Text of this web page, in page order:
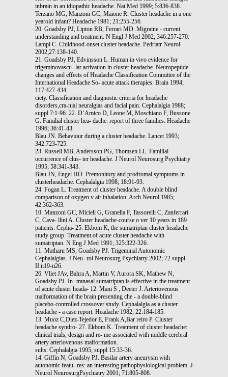
inbrain in an idiopathic headache. Nat Med 1999; 5:836-838.
Terzano MG, Manzoni GC, Maione R. Cluster headache in a one
yearold infant? Headache 1981; 21:255-256.
20. Goadsby PJ, Lipton RB, Ferrari MD. Migraine - current
understanding and treatment. N Engl J Med 2002; 346:257-270.
Lampl C. Childhood-onset cluster headache. Pedriatr Neurol
2002;27:138-140.
21. Goadsby PJ, Edvinsson L. Human in vivo evidence for
trigeminovascu- lar activation in cluster headache. Neuropeptide
changes and effects of Headache Classification Committee of the
International Headache So- acute attack therapies. Brain 1994;
117:427-434.
ciety. Classification and diagnostic criteria for headache
disorders,cra-nial neuralgias and facial pain. Cephalalgia 1988;
suppl 7:1-96. 22. D’Amico D, Leone M, Moschiano F, Bussone
G. Familial cluster hea- dache: report of three families. Headache
1996; 36:41-43.
Blau JN. Behaviour during a cluster headache. Lancet 1993;
342:723-725.
23. Russell MB, Andersson PG, Thomsen LL. Familial
occurrence of clus- ter headache. J Neurol Neurosurg Psychiatry
1995; 58:341-343.
Blau JN, Engel HO. Premonitory and prodromal symptoms in
clusterheadache. Cephalalgia 1998; 18:91-93.
24. Fogan L. Treatment of cluster headache. A double blind
comparison of oxygen v air inhalation. Arch Neurol 1985;
42:362-363.
10. Manzoni GC, Micieli G, Granella F, Tassorelli C, Zanferrari
C, Cava- llini A. Cluster headache-course o ver 10 years in 189
patients. Cepha- 25. Ekbom K, the sumatriptan cluster headache
study group. Treatment of acute cluster headache with
sumatriptan. N Eng J Med 1991; 325:322-326.
11. Matharu MS, Goadsby PJ. Trigeminal Autonomic
Cephalalgias. J Neu- rol Neurosurg Psychiatry 2002; 72 suppl
II:ii19-ii26.
26. Vliet JAv, Bahra A, Martin V, Aurora SK, Mathew N,
Goadsby PJ. In- tranasal sumatriptan is effective in the treatment
of acute cluster heada- 12. Mani S , Deeter J. Arteriovenous
malformation of the brain presenting che - a double-blind
placebo-controlled crossover study. Cephalalgia as a cluster
headache - a case report. Headache 1982; 22:184-185.
13. Muoz C,Diez-Tejedor E, Frank A,Bar reiro P. Cluster
headache syndro- 27. Ekbom K. Treatment of cluster headache:
clinical trials, design and re- me associated with middle cerebral
artery arteriovenous malformation.
sults. Cephalalgia 1995; suppl 15:33-36.
14. Giffin N, Goadsby PJ. Basilar artery aneurysm with
autonomic featu- res: an interesting pathophysiological problem. J
Neurol NeurosurgPsychiatry 2001; 71:805-808.